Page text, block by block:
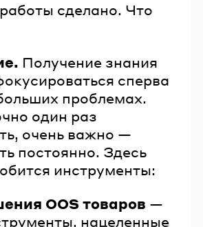
сделано. Что
Получение знания
сперва
проблемах.
один раз
очень важно —
постоянно. Здесь
инструменты:
OOS товаров —
нацеленные